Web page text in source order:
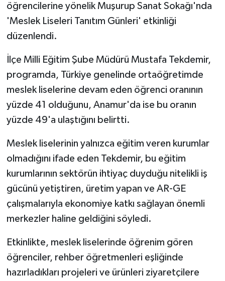
öğrencilerine yönelik Muşurup Sanat Sokağı'nda
'Meslek Liseleri Tanıtım Günleri' etkinliği
düzenlendi.
İlçe Milli Eğitim Şube Müdürü Mustafa Tekdemir,
programda, Türkiye genelinde ortaöğretimde
meslek liselerine devam eden öğrenci oranının
yüzde 41 olduğunu, Anamur'da ise bu oranın
yüzde 49'a ulaştığını belirtti.
Meslek liselerinin yalnızca eğitim veren kurumlar
olmadığını ifade eden Tekdemir, bu eğitim
kurumlarının sektörün ihtiyaç duyduğu nitelikli iş
gücünü yetiştiren, üretim yapan ve AR-GE
çalışmalarıyla ekonomiye katkı sağlayan önemli
merkezler haline geldiğini söyledi.
Etkinlikte, meslek liselerinde öğrenim gören
öğrenciler, rehber öğretmenleri eşliğinde
hazırladıkları projeleri ve ürünleri ziyaretçilere